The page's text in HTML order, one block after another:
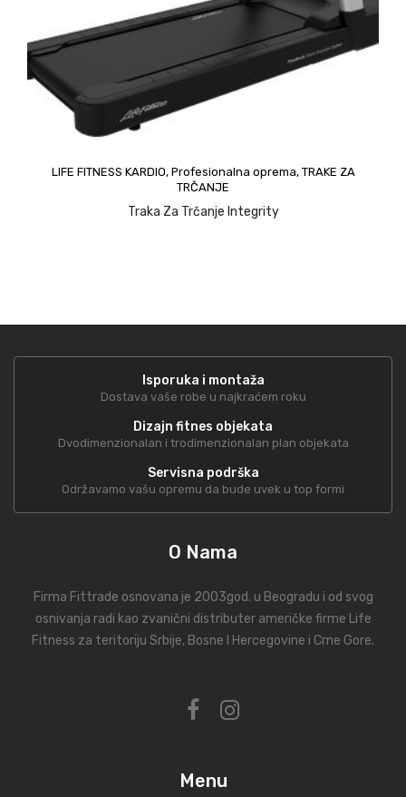
LIFE FITNESS KARDIO, Profesionalna oprema, TRAKE ZA
TRČANJE
Traka Za Trčanje Integrity
Isporuka i montaža
Dostava vaše robe u najkraćem roku
Dizajn fitnes objekata
Dvodimenzionalan i trodimenzionalan plan objekata
Servisna podrška
Održavamo vašu opremu da bude uvek u top formi
O Nama
Firma Fittrade osnovana je 2003god. u Beogradu i od svog
osnivanja radi kao zvanični distributer američke firme Life
Fitness za teritoriju Srbije, Bosne I Hercegovine i Crne Gore.
Menu